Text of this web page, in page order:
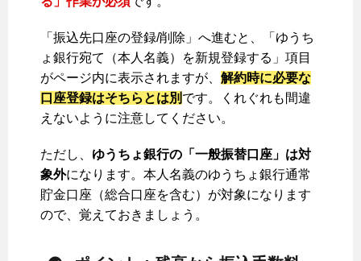
「振込先口座の登録/削除」へ進むと、「ゆうち
ょ銀行宛て（本人名義）を新規登録する」項目
がページ内に表示されますが、 解約時に必要な
口座登録はそちらとは別 です。くれぐれも間違
えないように注意してください。
ただし、 ゆうちょ銀行の「一般振替口座」は対
象外になります。本人名義のゆうちょ銀行通常
貯金口座（総合口座を含む）が対象になります
ので、覚えておきましょう。